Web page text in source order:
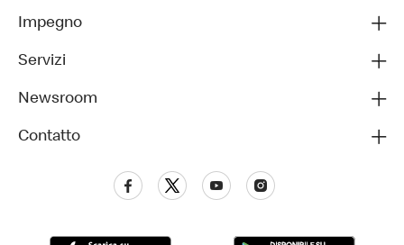
Impegno
Servizi
Newsroom
Contatto